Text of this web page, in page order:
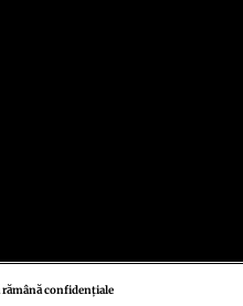
rămână confidențiale